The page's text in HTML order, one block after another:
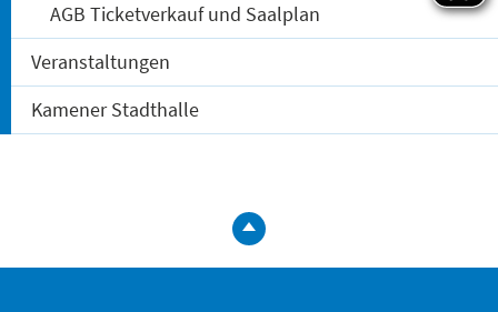
AGB Ticketverkauf und Saalplan
Veranstaltungen
Kamener Stadthalle
zum